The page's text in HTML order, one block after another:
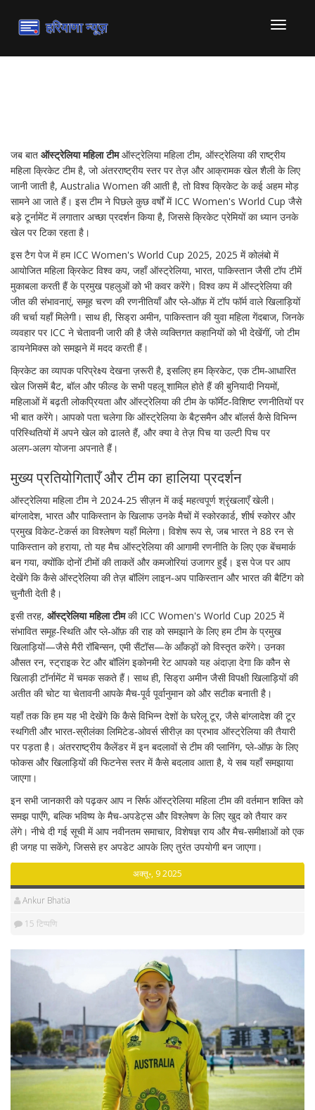
टॉगल
संचालित
जब बात ऑस्ट्रेलिया महिला टीम ऑस्ट्रेलिया महिला टीम, ऑस्ट्रेलिया की राष्ट्रीय
महिला क्रिकेट टीम है, जो अंतरराष्ट्रीय स्तर पर तेज़ और आक्रामक खेल शैली के लिए
जानी जाती है, Australia Women की आती है, तो विश्व क्रिकेट के कई अहम मोड़
सामने आ जाते हैं। इस टीम ने पिछले कुछ वर्षों में ICC Women's World Cup जैसे
बड़े टूर्नामेंट में लगातार अच्छा प्रदर्शन किया है, जिससे क्रिकेट प्रेमियों का ध्यान उनके
खेल पर टिका रहता है।
इस टैग पेज में हम ICC Women's World Cup 2025, 2025 में कोलंबो में
आयोजित महिला क्रिकेट विश्व कप, जहाँ ऑस्ट्रेलिया, भारत, पाकिस्तान जैसी टॉप टीमें
मुकाबला करती हैंके प्रमुख पहलुओं को भी कवर करेंगे। विश्व कप में ऑस्ट्रेलिया की
जीत की संभावनाएं, समूह चरण की रणनीतियाँ और प्ले‑ऑफ़ में टॉप फॉर्म वाले खिलाड़ियों
की चर्चा यहाँ मिलेगी। साथ ही, सिड्रा अमीन, पाकिस्तान की युवा महिला गेंदबाज, जिनके
व्यवहार पर ICC ने चेतावनी जारी की है जैसे व्यक्तिगत कहानियों को भी देखेंगीं, जो टीम
डायनेमिक्स को समझने में मदद करती हैं।
क्रिकेट का व्यापक परिप्रेक्ष्य देखना ज़रूरी है, इसलिए हमक्रिकेट, एक टीम‑आधारित
खेल जिसमें बैट, बॉल और फील्ड के सभी पहलू शामिल होते हैंकी बुनियादी नियमों,
महिलाओं में बढ़ती लोकप्रियता और ऑस्ट्रेलिया की टीम के फॉर्मेट‑विशिष्ट रणनीतियों पर
भी बात करेंगे। आपको पता चलेगा कि ऑस्ट्रेलिया के बैट्समैन और बॉलर्स कैसे विभिन्न
परिस्थितियों में अपने खेल को ढालते हैं, और क्या वे तेज़ पिच या उल्टी पिच पर
अलग‑अलग योजना अपनाते हैं।
मुख्य प्रतियोगिताएँ और टीम का हालिया प्रदर्शन
ऑस्ट्रेलिया महिला टीम ने 2024‑25 सीज़न में कई महत्वपूर्ण श्रृंखलाएँ खेली।
बांग्लादेश, भारत और पाकिस्तान के खिलाफ उनके मैचों में स्कोरकार्ड, शीर्ष स्कोरर और
प्रमुख विकेट‑टेकर्स का विश्लेषण यहाँ मिलेगा। विशेष रूप से, जब भारत ने 88 रन से
पाकिस्तान को हराया, तो यह मैच ऑस्ट्रेलिया की आगामी रणनीति के लिए एक बेंचमार्क
बन गया, क्योंकि दोनों टीमों की ताकतें और कमजोरियां उजागर हुईं। इस पेज पर आप
देखेंगे कि कैसे ऑस्ट्रेलिया की तेज़ बॉलिंग लाइन‑अप पाकिस्तान और भारत की बैटिंग को
चुनौती देती है।
इसी तरह, ऑस्ट्रेलिया महिला टीमकी ICC Women's World Cup 2025 में
संभावित समूह‑स्थिति और प्ले‑ऑफ़ की राह को समझाने के लिए हम टीम के प्रमुख
खिलाड़ियों—जैसे मैरी रॉबिन्सन, एमी सैंटॉस—के आँकड़ों को विस्तृत करेंगे। उनका
औसत रन, स्ट्राइक रेट और बॉलिंग इकोनमी रेट आपको यह अंदाज़ा देगा कि कौन से
खिलाड़ी टॉर्ना‍मेंट में चमक सकते हैं। साथ ही, सिड्रा अमीन जैसी विपक्षी खिलाड़ियों की
अतीत की चोट या चेतावनी आपके मैच‑पूर्व पूर्वानुमान को और सटीक बनाती है।
यहाँ तक कि हम यह भी देखेंगे कि कैसे विभिन्न देशों के घरेलू टूर, जैसे बांग्लादेश की टूर
स्थगिती और भारत‑स्रीलंका लिमिटेड‑ओवर्स सीरीज़ का प्रभाव ऑस्ट्रेलिया की तैयारी
पर पड़ता है। अंतरराष्ट्रीय कैलेंडर में इन बदलावों से टीम की प्लानिंग, प्ले‑ऑफ़ के लिए
फोकस और खिलाड़ियों की फिटनेस स्तर में कैसे बदलाव आता है, ये सब यहाँ समझाया
जाएगा।
इन सभी जानकारी को पढ़कर आप न सिर्फ ऑस्ट्रेलिया महिला टीम की वर्तमान शक्ति को
समझ पाएँगे, बल्कि भविष्य के मैच‑अपडेट्स और विश्लेषण के लिए खुद को तैयार कर
लेंगे। नीचे दी गई सूची में आप नवीनतम समाचार, विशेषज्ञ राय और मैच‑समीक्षाओं को एक
ही जगह पा सकेंगे, जिससे हर अपडेट आपके लिए तुरंत उपयोगी बन जाएगा।
अक्तू॰, 9 2025
Ankur Bhatia
15 टिप्पणि